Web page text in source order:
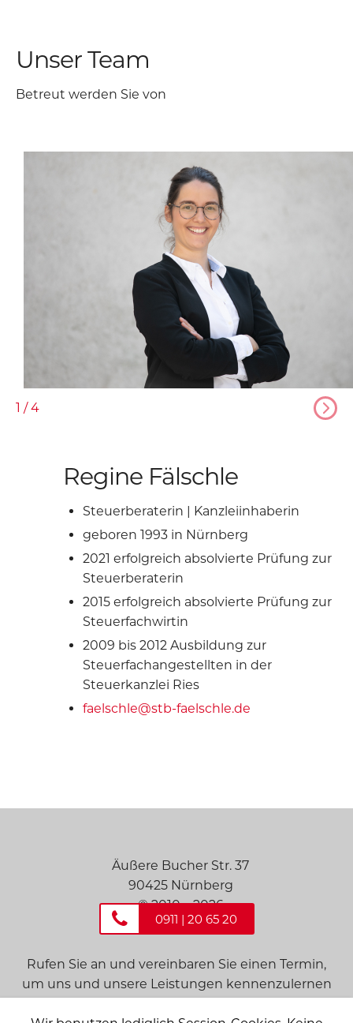
Unser Team
Betreut werden Sie von
1 / 4
Regine Fälschle
Steuerberaterin | Kanzleiinhaberin
geboren 1993 in Nürnberg
2021 erfolgreich absolvierte Prüfung zur
Steuerberaterin
2015 erfolgreich absolvierte Prüfung zur
Steuerfachwirtin
2009 bis 2012 Ausbildung zur
Steuerfachangestellten in der
Steuerkanzlei Ries
faelschle@stb-faelschle.de
Äußere Bucher Str. 37
90425 Nürnberg
© 2010 – 2026
0911 | 20 65 20
Rufen Sie an und vereinbaren Sie einen Termin,
um uns und unsere Leistungen kennenzulernen